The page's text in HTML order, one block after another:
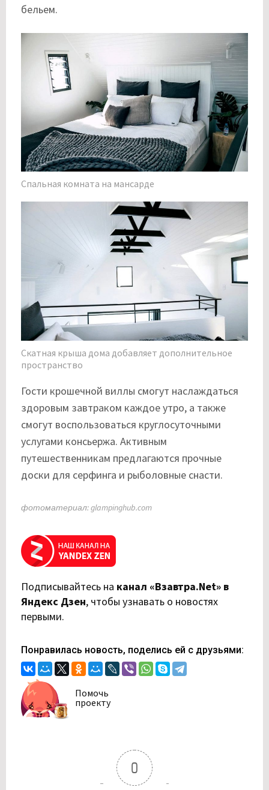
бельем.
Спальная комната на мансарде
Скатная крыша дома добавляет дополнительное
пространство
Гости крошечной виллы смогут наслаждаться
здоровым завтраком каждое утро, а также
смогут воспользоваться круглосуточными
услугами консьержа. Активным
путешественникам предлагаются прочные
доски для серфинга и рыболовные снасти.
фотоматериал: glampinghub.com
Подписывайтесь на канал «Взавтра.Net» в
Яндекс Дзен, чтобы узнавать о новостях
первыми.
Понравилась новость, поделись ей с друзьями:
Помочь
проекту
0